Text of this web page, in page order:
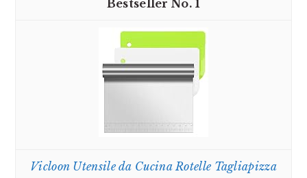
1
Vicloon Utensile da Cucina Rotelle Tagliapizza